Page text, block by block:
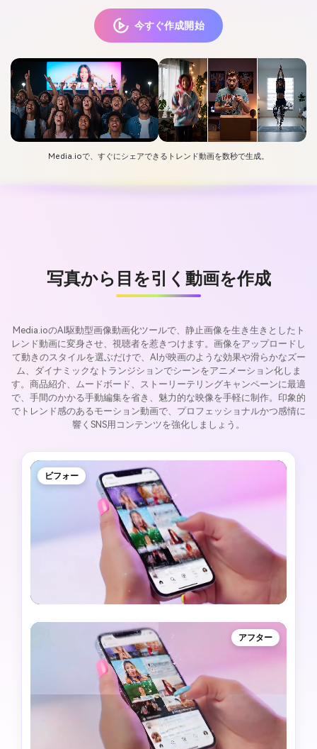
今すぐ作成開始
Media.ioで、すぐにシェアできるトレンド動画を数秒で生成。
写真から目を引く動画を作成
Media.ioのAI駆動型画像動画化ツールで、静止画像を生き生きとしたト
レンド動画に変身させ、視聴者を惹きつけます。画像をアップロードし
て動きのスタイルを選ぶだけで、AIが映画のような効果や滑らかなズー
ム、ダイナミックなトランジションでシーンをアニメーション化しま
す。商品紹介、ムードボード、ストーリーテリングキャンペーンに最適
で、手間のかかる手動編集を省き、魅力的な映像を手軽に制作。印象的
でトレンド感のあるモーション動画で、プロフェッショナルかつ感情に
響くSNS用コンテンツを強化しましょう。
ビフォー
アフター